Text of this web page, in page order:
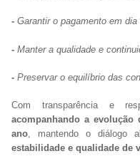
- Garantir o pagamento em
- Manter a qualidade e
- Preservar o equilíbrio das
Com transparência e
acompanhando a
ano , mantendo o diálogo
estabilidade e qualidade de